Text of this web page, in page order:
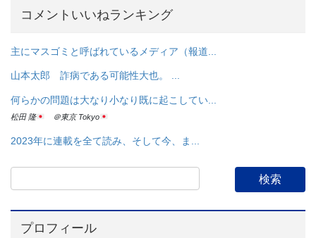
コメントいいねランキング
主にマスゴミと呼ばれているメディア（報道...
山本太郎 詐病である可能性大也。 ...
何らかの問題は大なり小なり既に起こしてい...
松田 隆 ＠東京 Tokyo
2023年に連載を全て読み、そして今、ま...
プロフィール